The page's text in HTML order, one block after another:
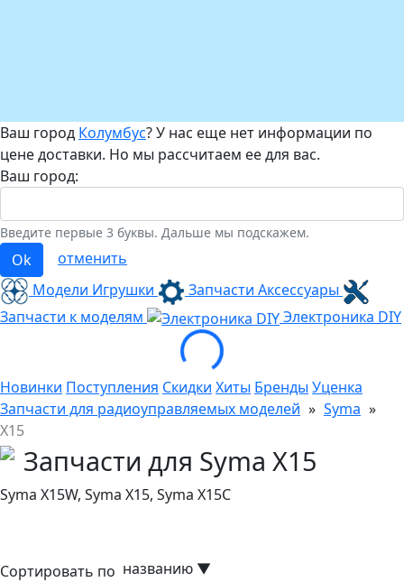
Ваш город Колумбус? У нас еще нет информации по
цене доставки. Но мы рассчитаем ее для вас.
Ваш город:
Введите первые 3 буквы. Дальше мы подскажем.
Ok
отменить
Модели Игрушки
Запчасти Аксессуары
Запчасти к моделям
Электроника DIY
Loading...
Новинки Поступления Скидки Хиты Бренды Уценка
Запчасти для радиоуправляемых моделей » Syma »
X15
Запчасти для Syma X15
Syma X15W, Syma X15, Syma X15C
Сортировать по названию ▼